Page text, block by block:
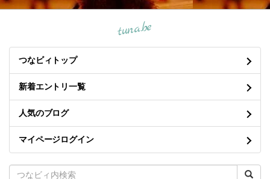
tuna.be
つなビィトップ
新着エントリ一覧
人気のブログ
マイページログイン